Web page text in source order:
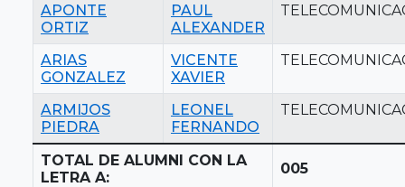
APONTE
ORTIZ
PAUL
ALEXANDER
ARIAS
GONZALEZ
VICENTE
XAVIER
ARMIJOS
PIEDRA
LEONEL
FERNANDO
TOTAL DE ALUMNI CON LA
LETRA A:
005